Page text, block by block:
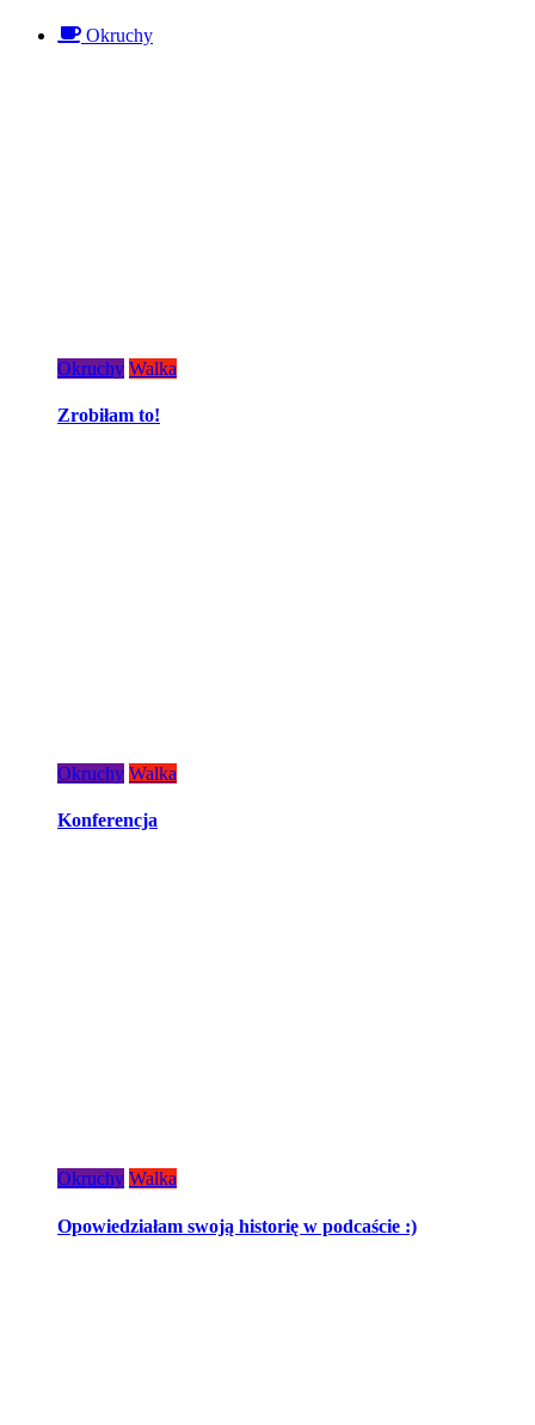
Okruchy
Okruchy Walka
Zrobiłam to!
Okruchy Walka
Konferencja
Okruchy Walka
Opowiedziałam swoją historię w podcaście :)